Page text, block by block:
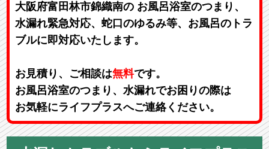
大阪府富田林市錦織南の お風呂浴室のつまり、
水漏れ緊急対応、蛇口のゆるみ等、お風呂のトラ
ブルに即対応いたします。
お見積り、ご相談は無料です。
お風呂浴室のつまり、水漏れでお困りの際は
お気軽にライフプラスへご連絡ください。